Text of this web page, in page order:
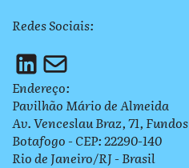
Redes Sociais:
Endereço:
Pavilhão Mário de Almeida
Av. Venceslau Braz, 71, Fundos
Botafogo - CEP: 22290-140
Rio de Janeiro/RJ - Brasil